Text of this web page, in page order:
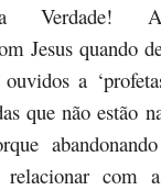
a Verdade!
Jesus quando
a
que não estão
com